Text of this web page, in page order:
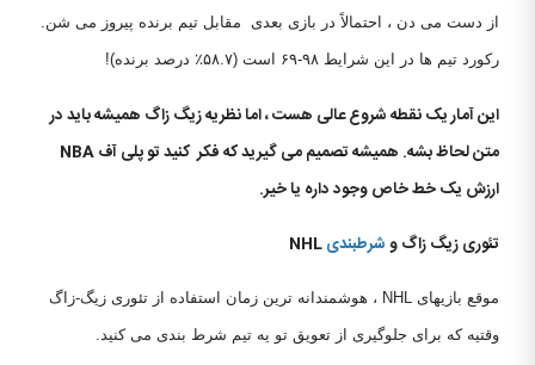
از دست می دن ، احتمالاً در بازی بعدی مقابل تیم برنده پیروز می شن.
رکورد تیم ها در این شرایط ۹۸-۶۹ است (۵۸.۷٪ درصد برنده)!
این آمار یک نقطه شروع عالی هست ، اما نظریه زیگ زاگ همیشه باید در
متن لحاظ بشه. همیشه تصمیم می گیرید که فکر کنید تو پلی آفNBA
ارزش یک خط خاص وجود داره یا خیر.
تئوری زیگ زاگ وشرطبندیNHL
موقع بازیهای NHL ، هوشمندانه ترین زمان استفاده از تئوری زیگ-زاگ
وقتیه که برای جلوگیری از تعویق تو یه تیم شرط بندی می کنید.